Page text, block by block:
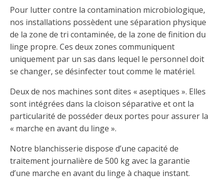
Pour lutter contre la contamination microbiologique,
nos installations possèdent une séparation physique
de la zone de tri contaminée, de la zone de finition du
linge propre. Ces deux zones communiquent
uniquement par un sas dans lequel le personnel doit
se changer, se désinfecter tout comme le matériel.
Deux de nos machines sont dites « aseptiques ». Elles
sont intégrées dans la cloison séparative et ont la
particularité de posséder deux portes pour assurer la
« marche en avant du linge ».
Notre blanchisserie dispose d’une capacité de
traitement journalière de 500 kg avec la garantie
d’une marche en avant du linge à chaque instant.